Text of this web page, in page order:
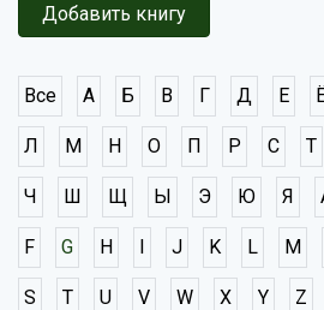
Добавить книгу
Все А Б В Г Д Е
Л М Н О П Р С Т
Ч Ш Щ Ы Э Ю Я
F G H I J K L M
S T U V W X Y Z